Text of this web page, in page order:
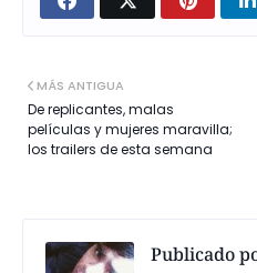
MÁS ANTIGUA
De replicantes, malas
películas y mujeres maravilla;
los trailers de esta semana
Publicado